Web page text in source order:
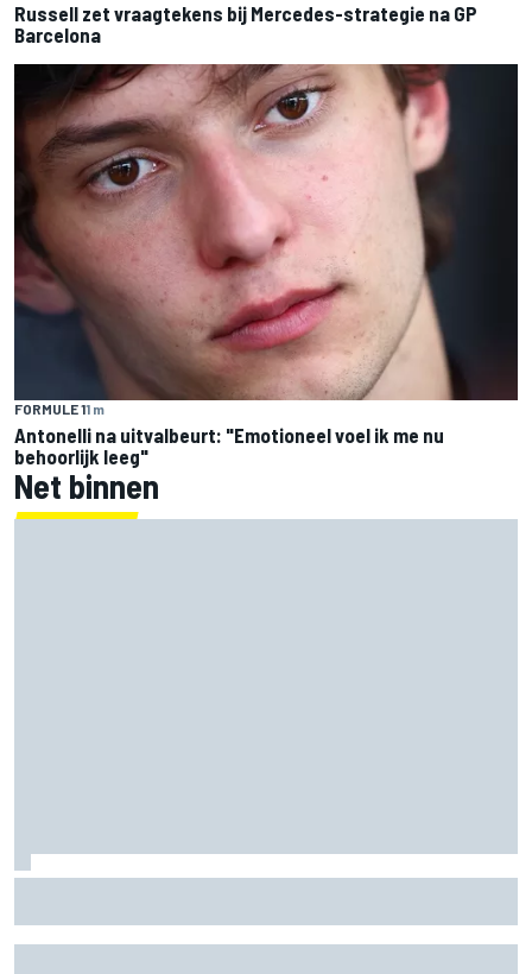
Russell zet vraagtekens bij Mercedes-strategie na GP
Barcelona
FORMULE 11 m
Antonelli na uitvalbeurt: "Emotioneel voel ik me nu
behoorlijk leeg"
Net binnen